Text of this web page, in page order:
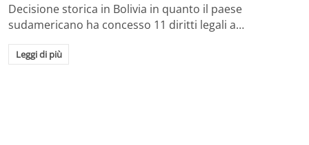
Decisione storica in Bolivia in quanto il paese
sudamericano ha concesso 11 diritti legali a…
Leggi di più